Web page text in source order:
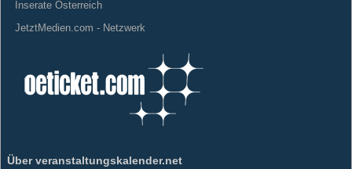
Inserate Österreich
JetztMedien.com - Netzwerk
Über veranstaltungskalender.net